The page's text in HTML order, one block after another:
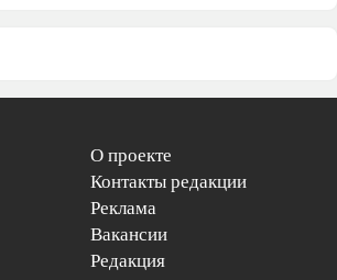
О проекте
Контакты редакции
Реклама
Вакансии
Редакция